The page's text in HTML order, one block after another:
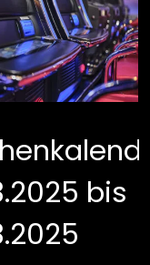
bis